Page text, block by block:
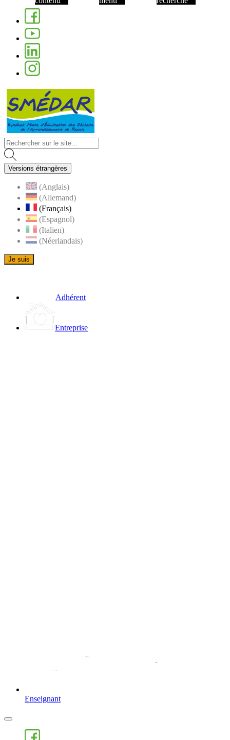
Facebook
Youtube
Linkedin
Instagram
Versions étrangères
(Anglais)
(Allemand)
(Français)
(Espagnol)
(Italien)
(Néerlandais)
Je suis
Adhérent
Entreprise
Enseignant
MENU
PRINCIPAL